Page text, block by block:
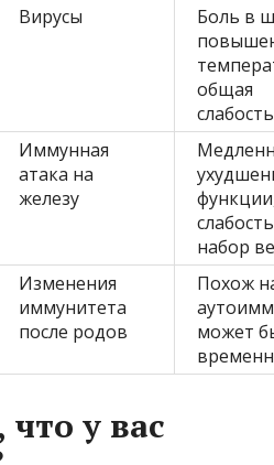
Вирусы
Боль в
общая
слабость
Иммунная
атака на
железу
набор
Изменения
иммунитета
после родов
Похож
может
у вас